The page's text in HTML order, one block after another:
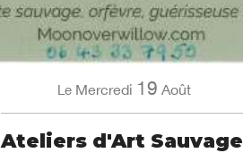
Le Mercredi 19 Août
Ateliers d'Art Sauvage